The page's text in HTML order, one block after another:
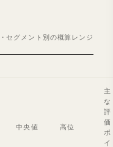
セグメント別の概算レンジ
中央値 高位
主
な
評
価
ポ
イ